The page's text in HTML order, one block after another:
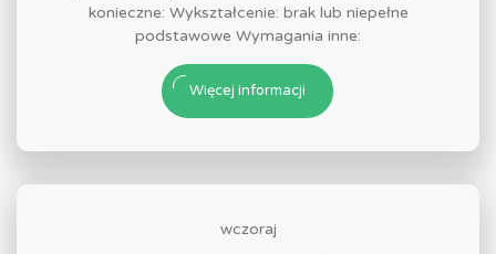
konieczne: Wykształcenie: brak lub niepełne
podstawowe Wymagania inne:
Więcej informacji
wczoraj